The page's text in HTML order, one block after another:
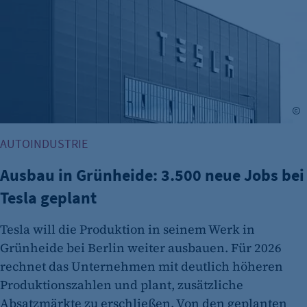
etracker Analytics
Name:
et_allow_cookies
Anbieter:
etracker GmbH
Zweck:
Es erlaubt eTracker Cookies zu setzen.
Cookie Laufzeit:
480 Tage
AUTOINDUSTRIE
Ausbau in Grünheide: 3.500 neue Jobs bei
Tesla geplant
Tesla will die Produktion in seinem Werk in
Grünheide bei Berlin weiter ausbauen. Für 2026
rechnet das Unternehmen mit deutlich höheren
Produktionszahlen und plant, zusätzliche
Absatzmärkte zu erschließen. Von den geplanten